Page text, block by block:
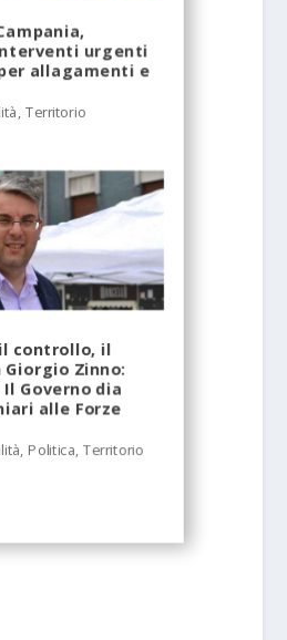
urgenti
allagamenti e
,Territorio
controllo, il
Giorgio Zinno:
Il Governo dia
alle Forze
, Politica,Territorio